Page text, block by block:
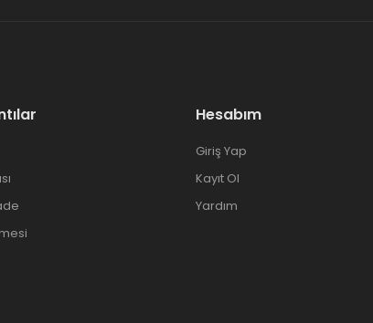
Hesabım
Giriş Yap
Kayıt Ol
Yardım